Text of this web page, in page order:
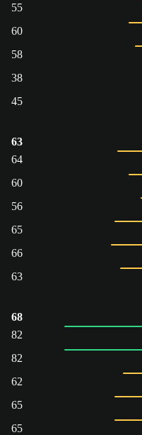
55
60
58
38
45
63
64
60
56
65
66
63
68
82
82
62
65
65